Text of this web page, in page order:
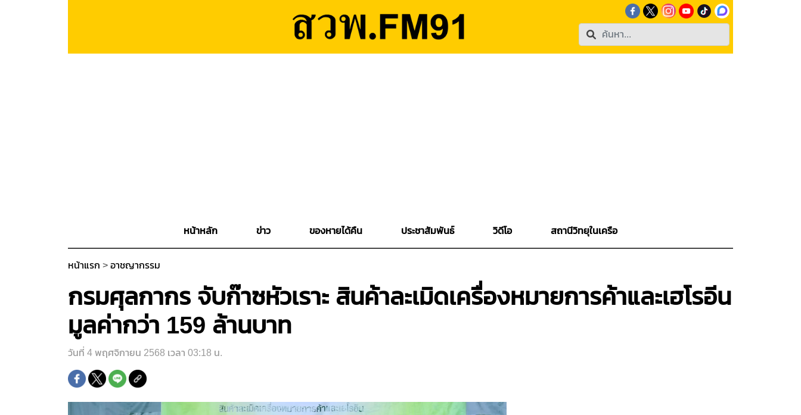
หน้าหลัก ข่าว ของหายได้คืน ประชาสัมพันธ์ วิดีโอ สถานีวิทยุในเครือ
หน้าแรก > อาชญากรรม
กรมศุลกากร จับก๊าซหัวเราะ สินค้าละเมิดเครื่องหมายการค้าและเฮโรอีน
มูลค่ากว่า 159 ล้านบาท
วันที่ 4 พฤศจิกายน 2568 เวลา 03:18 น.